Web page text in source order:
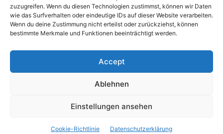
zuzugreifen. Wenn du diesen Technologien zustimmst, können wir Daten
wie das Surfverhalten oder eindeutige IDs auf dieser Website verarbeiten.
Wenn du deine Zustimmung nicht erteilst oder zurückziehst, können
bestimmte Merkmale und Funktionen beeinträchtigt werden.
Accept
Ablehnen
Einstellungen ansehen
Cookie-Richtlinie Datenschutzerklärung
Pilzseite
Seltene Pilze aus Mainfranken und
Deutschland
© Newspaper WordPress Theme by TagDiv
Datenschutzerklärung
Cookie-Richtlinie (EU)